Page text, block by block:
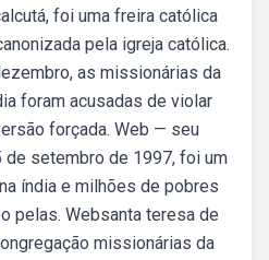
foi uma freira católica
pela igreja católica.
as missionárias da
foram acusadas de violar
forçada. Web — seu
de setembro de 1997, foi um
índia e milhões de pobres
pelas. Websanta teresa de
missionárias da